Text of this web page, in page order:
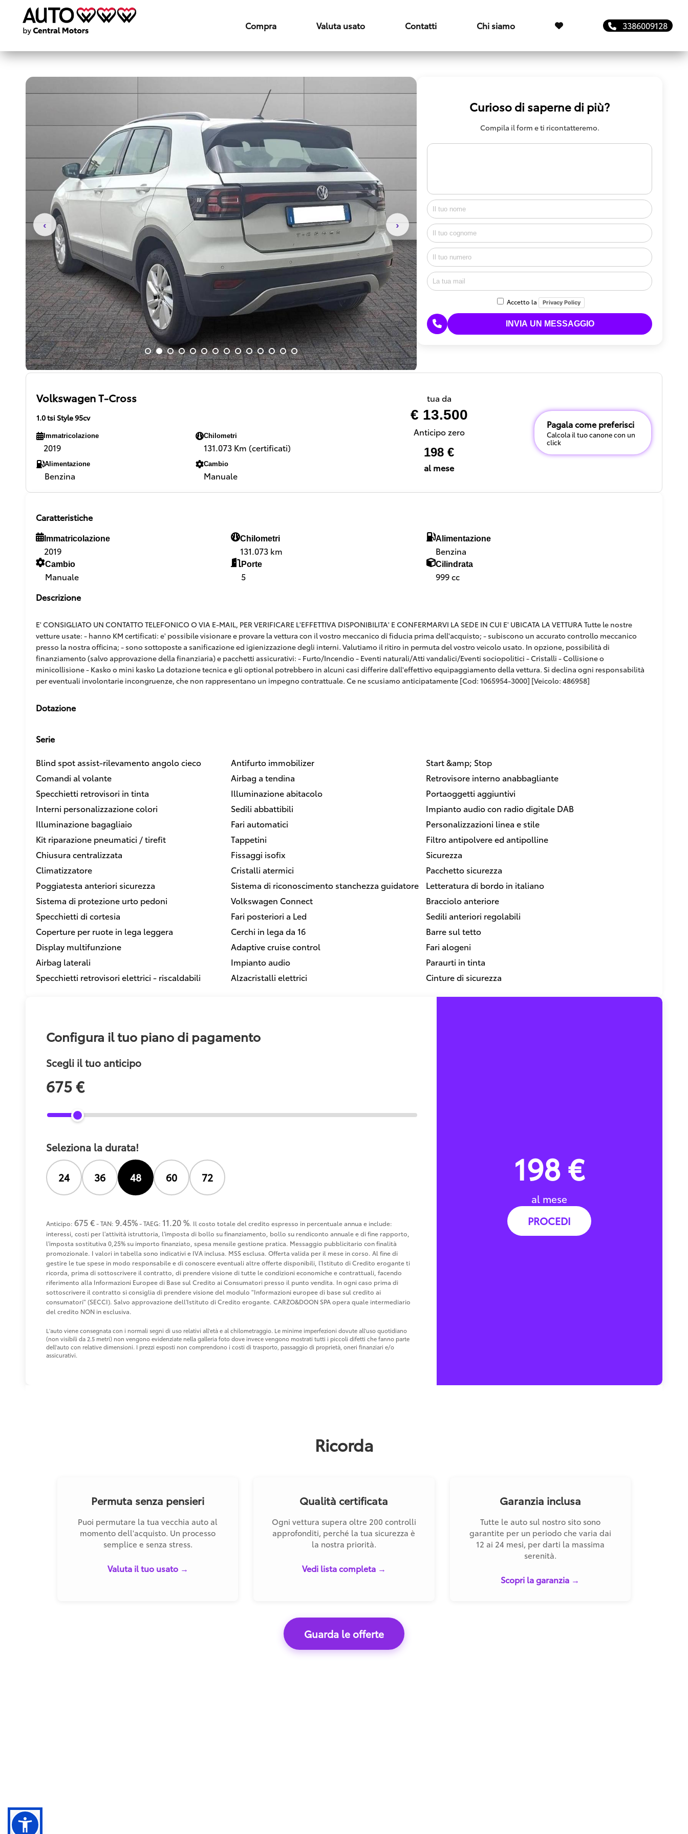
Compra Valuta usato Contatti Chi siamo 3386009128
Curioso di saperne di più?
Compila il form e ti ricontatteremo.
Accetto la Privacy Policy
Volkswagen T-Cross
1.0 tsi Style 95cv
Immatricolazione
2019
Chilometri
131.073 Km (certificati)
Alimentazione
Benzina
Cambio
Manuale
tua da
€ 13.500
Anticipo zero
198 €
al mese
Pagala come preferisci
Calcola il tuo canone con un
click
Caratteristiche
Immatricolazione
2019
Chilometri
131.073 km
Alimentazione
Benzina
Cambio
Manuale
Porte
5
Cilindrata
999 cc
Descrizione
E' CONSIGLIATO UN CONTATTO TELEFONICO O VIA E-MAIL, PER VERIFICARE L'EFFETTIVA DISPONIBILITA' E CONFERMARVI LA SEDE IN CUI E' UBICATA LA VETTURA Tutte le nostre
vetture usate: - hanno KM certificati: e' possibile visionare e provare la vettura con il vostro meccanico di fiducia prima dell'acquisto; - subiscono un accurato controllo meccanico
presso la nostra officina; - sono sottoposte a sanificazione ed igienizzazione degli interni. Valutiamo il ritiro in permuta del vostro veicolo usato. In opzione, possibilità di
finanziamento (salvo approvazione della finanziaria) e pacchetti assicurativi: - Furto/Incendio - Eventi naturali/Atti vandalici/Eventi sociopolitici - Cristalli - Collisione o
minicollisione - Kasko o mini kasko La dotazione tecnica e gli optional potrebbero in alcuni casi differire dall'effettivo equipaggiamento della vettura. Si declina ogni responsabilità
per eventuali involontarie incongruenze, che non rappresentano un impegno contrattuale. Ce ne scusiamo anticipatamente [Cod: 1065954-3000] [Veicolo: 486958]
Dotazione
Serie
Blind spot assist-rilevamento angolo cieco
Comandi al volante
Specchietti retrovisori in tinta
Interni personalizzazione colori
Illuminazione bagagliaio
Kit riparazione pneumatici / tirefit
Chiusura centralizzata
Climatizzatore
Poggiatesta anteriori sicurezza
Sistema di protezione urto pedoni
Specchietti di cortesia
Coperture per ruote in lega leggera
Display multifunzione
Airbag laterali
Specchietti retrovisori elettrici - riscaldabili
Antifurto immobilizer
Airbag a tendina
Illuminazione abitacolo
Sedili abbattibili
Fari automatici
Tappetini
Fissaggi isofix
Cristalli atermici
Sistema di riconoscimento stanchezza guidatore
Volkswagen Connect
Fari posteriori a Led
Cerchi in lega da 16
Adaptive cruise control
Impianto audio
Alzacristalli elettrici
Start &amp; Stop
Retrovisore interno anabbagliante
Portaoggetti aggiuntivi
Impianto audio con radio digitale DAB
Personalizzazioni linea e stile
Filtro antipolvere ed antipolline
Sicurezza
Pacchetto sicurezza
Letteratura di bordo in italiano
Bracciolo anteriore
Sedili anteriori regolabili
Barre sul tetto
Fari alogeni
Paraurti in tinta
Cinture di sicurezza
Configura il tuo piano di pagamento
Scegli il tuo anticipo
675 €
Seleziona la durata!
24 36 48 60 72
Anticipo: 675 €- TAN: 9.45%- TAEG: 11.20 %. Il costo totale del credito espresso in percentuale annua e include:
interessi, costi per l'attività istruttoria, l'imposta di bollo su finanziamento, bollo su rendiconto annuale e di fine rapporto,
l'imposta sostitutiva 0,25% su importo finanziato, spesa mensile gestione pratica. Messaggio pubblicitario con finalità
promozionale. I valori in tabella sono indicativi e IVA inclusa. MSS esclusa. Offerta valida per il mese in corso. Al fine di
gestire le tue spese in modo responsabile e di conoscere eventuali altre offerte disponibili, l'Istituto di Credito erogante ti
ricorda, prima di sottoscrivere il contratto, di prendere visione di tutte le condizioni economiche e contrattuali, facendo
riferimento alla Informazioni Europee di Base sul Credito ai Consumatori presso il punto vendita. In ogni caso prima di
sottoscrivere il contratto si consiglia di prendere visione del modulo "Informazioni europee di base sul credito ai
consumatori" (SECCI). Salvo approvazione dell'Istituto di Credito erogante. CARZO&DOON SPA opera quale intermediario
del credito NON in esclusiva.
L'auto viene consegnata con i normali segni di uso relativi all'età e al chilometraggio. Le minime imperfezioni dovute all'uso quotidiano
(non visibili da 2.5 metri) non vengono evidenziate nella galleria foto dove invece vengono mostrati tutti i piccoli difetti che fanno parte
dell'auto con relative dimensioni. I prezzi esposti non comprendono i costi di trasporto, passaggio di proprietà, oneri finanziari e/o
assicurativi.
198 €
al mese
PROCEDI
Ricorda
Permuta senza pensieri
Puoi permutare la tua vecchia auto al
momento dell'acquisto. Un processo
semplice e senza stress.
Valuta il tuo usato →
Qualità certificata
Ogni vettura supera oltre 200 controlli
approfonditi, perché la tua sicurezza è
la nostra priorità.
Vedi lista completa →
Garanzia inclusa
Tutte le auto sul nostro sito sono
garantite per un periodo che varia dai
12 ai 24 mesi, per darti la massima
serenità.
Scopri la garanzia →
Guarda le offerte